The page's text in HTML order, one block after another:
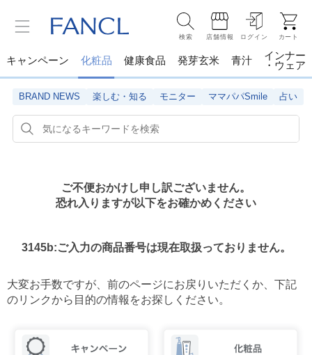
検索 店舗情報 ログイン カート
キャンペーン 化粧品 健康食品 発芽玄米 青汁
インナー
・ウェア
BRAND NEWS 楽しむ・知る モニター ママパパSmile 占い
ご不便おかけし申し訳ございません。
恐れ入りますが以下をお確かめください
3145b:ご入力の商品番号は現在取扱っておりません。
大変お手数ですが、前のページにお戻りいただくか、 下記
のリンクから目的の情報をお探しください。